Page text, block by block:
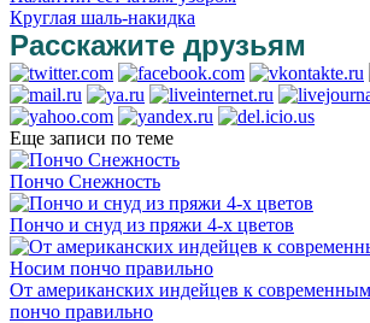
Круглая шаль-накидка
Расскажите друзьям
Еще записи по теме
Пончо Снежность
Пончо и снуд из пряжи 4-х цветов
От американских индейцев к
пончо правильно